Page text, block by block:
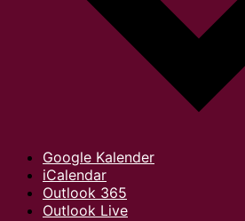
Google Kalender
iCalendar
Outlook 365
Outlook Live